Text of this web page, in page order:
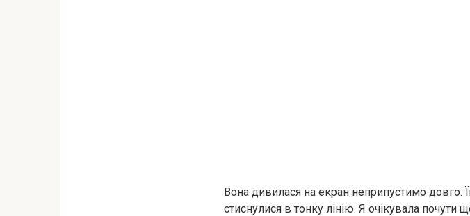
Вона дивилася на екран неприпустимо довго.
стиснулися в тонку лінію. Я очікувала почути